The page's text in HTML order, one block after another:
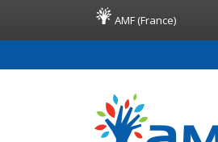
AMF (France)